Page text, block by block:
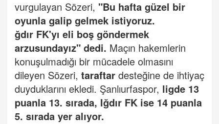
vurgulayan Sözeri, "Bu hafta güzel bir
oyunla galip gelmek istiyoruz.
ğdır FK'yı eli boş göndermek
arzusundayız" dedi. Maçın hakemlerin
konuşulmadığı bir mücadele olmasını
dileyen Sözeri, taraftar desteğine de ihtiyaç
duyduklarını ekledi. Şanlıurfaspor, ligde 13
puanla 13. sırada, Iğdır FK ise 14 puanla
5. sırada yer alıyor.